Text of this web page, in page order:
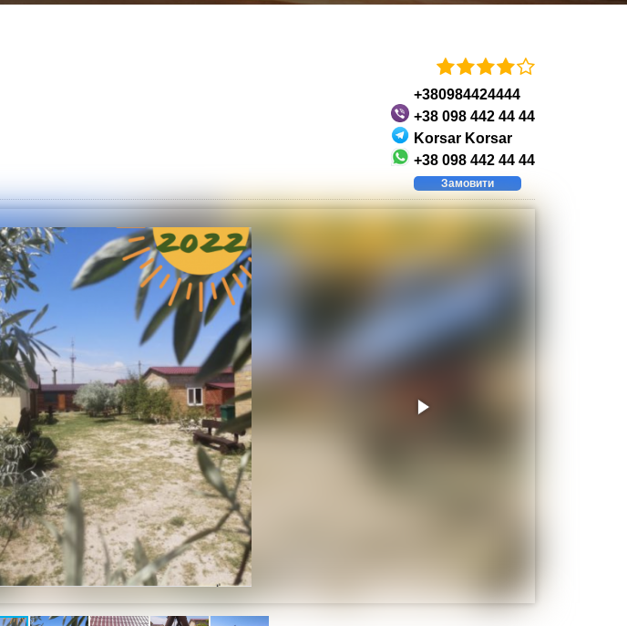
+380984424444
+38 098 442 44 44
Korsar Korsar
+38 098 442 44 44
Замовити